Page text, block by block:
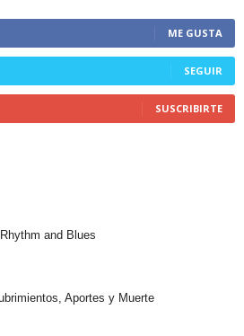
ME GUSTA
SEGUIR
SUSCRIBIRTE
and Blues
Aportes y Muerte